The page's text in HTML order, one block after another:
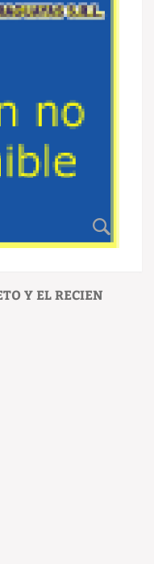
Y EL RECIEN